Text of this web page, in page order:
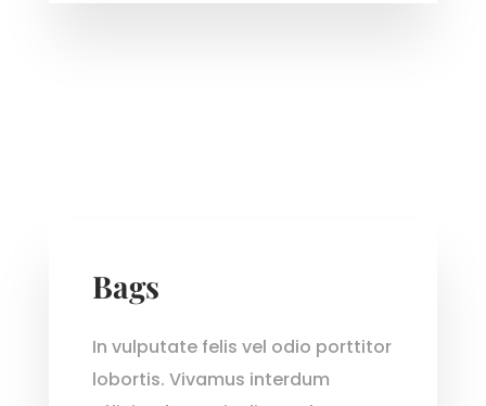
Bags
In vulputate felis vel odio porttitor
lobortis. Vivamus interdum